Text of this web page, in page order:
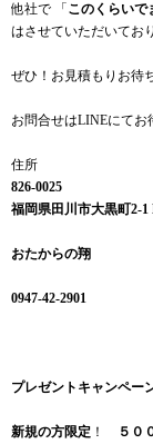
他社で 「 このくらいで
はさせていただいてお
ぜひ！お見積もりお待
お問合せはLINEにてお
住所
826-0025
福岡県田川市大黒町2-
おたからの翔
0947-42-2901
プレゼントキャンペ
新規の方限定 ！ ５０